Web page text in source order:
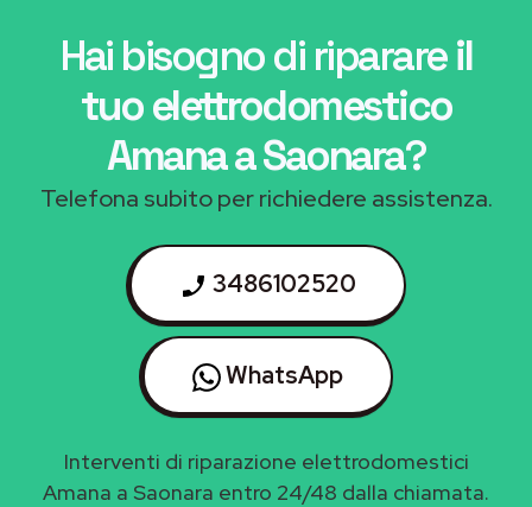
Hai bisogno di riparareil
tuo elettrodomestico
Amana a Saonara?
Telefona subito per richiedere assistenza.
3486102520
WhatsApp
Interventi di riparazione elettrodomestici
Amana a Saonara entro 24/48 dalla chiamata.